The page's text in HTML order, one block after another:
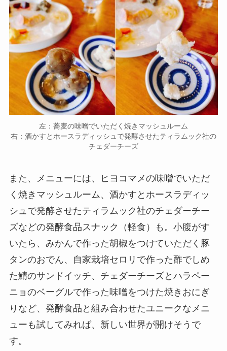
左：蕎麦の味噌でいただく焼きマッシュルーム
右：酒かすとホースラディッシュで発酵させたティラムック社の
チェダーチーズ
また、メニューには、ヒヨコマメの味噌でいただ
く焼きマッシュルーム、酒かすとホースラディッ
シュで発酵させたティラムック社のチェダーチー
ズなどの発酵食品スナック（軽食）も。小腹がす
いたら、みかんで作った胡椒をつけていただく豚
タンのおでん、自家栽培セロリで作った酢でしめ
た鯖のサンドイッチ、チェダーチーズとハラペー
ニョのベーグルで作った味噌をつけた焼きおにぎ
りなど、発酵食品と組み合わせたユニークなメニ
ューも試してみれば、新しい世界が開けそうで
す。